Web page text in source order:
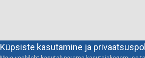
Küpsiste kasutamine ja